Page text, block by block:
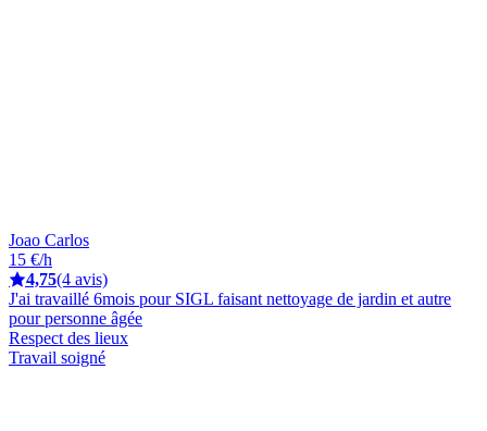
Joao Carlos
15 €/h
4,75(4 avis)
J'ai travaillé 6mois pour SIGL faisant nettoyage de jardin et autre
pour personne âgée
Respect des lieux
Travail soigné